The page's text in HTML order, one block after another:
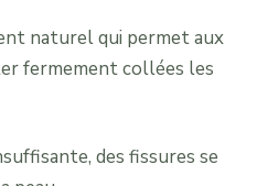
naturel qui permet aux
fermement collées les
des fissures se